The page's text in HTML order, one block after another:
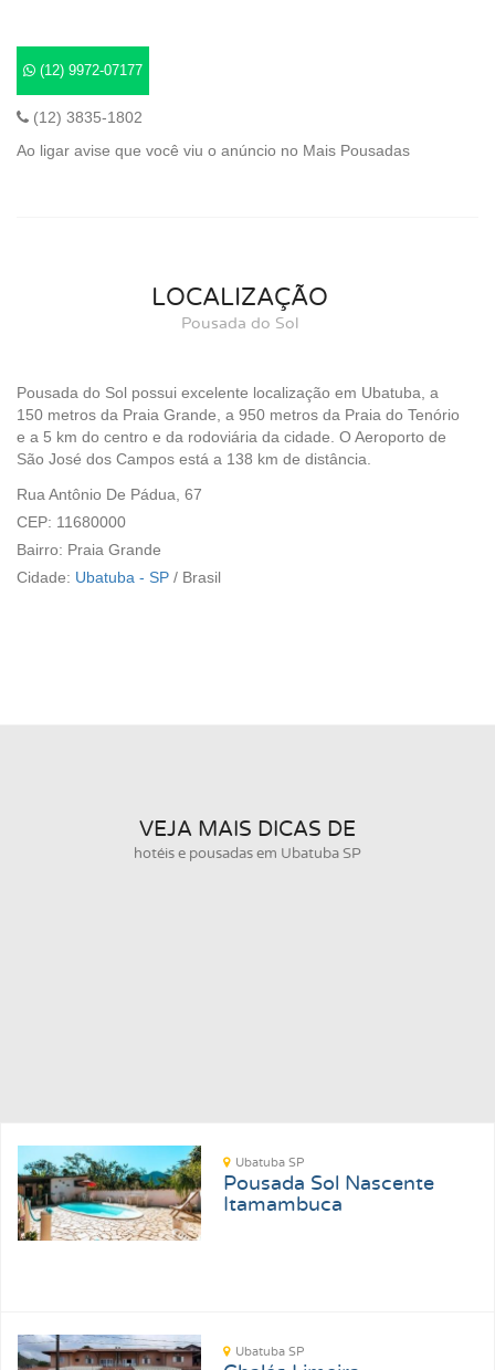
(12) 9972-07177
(12) 3835-1802
Ao ligar avise que você viu o anúncio no Mais Pousadas
LOCALIZAÇÃO
Pousada do Sol
Pousada do Sol possui excelente localização em Ubatuba, a
150 metros da Praia Grande, a 950 metros da Praia do Tenório
e a 5 km do centro e da rodoviária da cidade. O Aeroporto de
São José dos Campos está a 138 km de distância.
Rua Antônio De Pádua, 67
CEP: 11680000
Bairro: Praia Grande
Cidade: Ubatuba - SP / Brasil
VEJA MAIS DICAS DE
hotéis e pousadas em Ubatuba SP
Ubatuba SP
Pousada Sol Nascente
Itamambuca
Ubatuba SP